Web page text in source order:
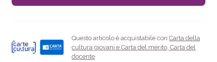
Questo articolo è acquistabile con Carta della
cultura giovani e Carta del merito, Carta del
docente